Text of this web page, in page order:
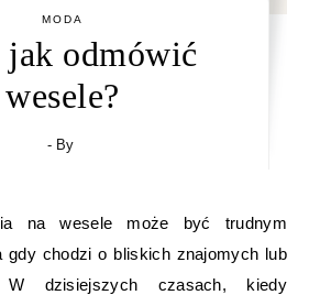
MODA
jak odmówić
wesele?
- By
na wesele może być trudnym
gdy chodzi o bliskich znajomych lub
W dzisiejszych czasach, kiedy